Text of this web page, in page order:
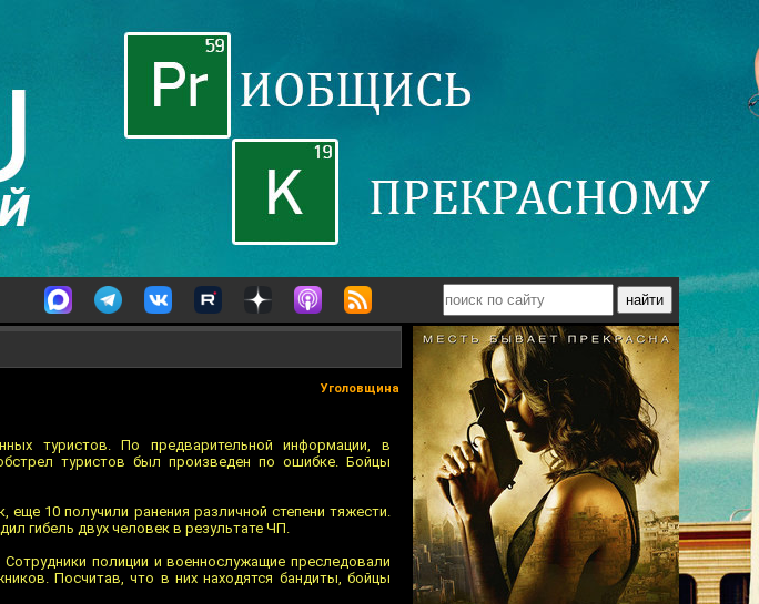
Уголовщина
туристов. По предварительной информации, в
туристов был произведен по ошибке. Бойцы
еще 10 получили ранения различной степени тяжести.
гибель двух человек в результате ЧП.
полиции и военнослужащие преследовали
Посчитав, что в них находятся бандиты, бойцы